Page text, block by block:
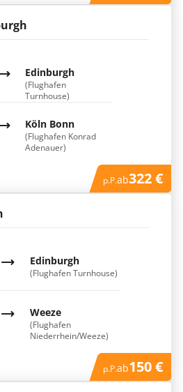
Edinburgh
(Flughafen
Turnhouse)
Köln Bonn
(Flughafen Konrad
Adenauer)
p.P.ab322 €
Edinburgh
(Flughafen Turnhouse)
Weeze
(Flughafen
Niederrhein/Weeze)
p.P.ab150 €